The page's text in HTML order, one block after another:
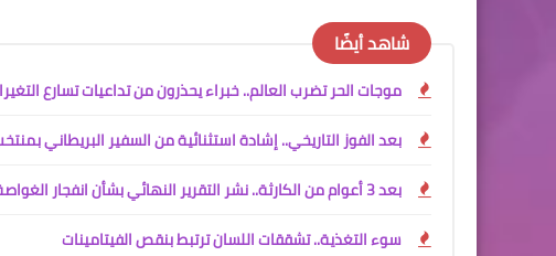
شاهد أيضًا
موجات الحر تضرب العالم.. خبراء يحذرون من تداعيات تسارع
بعد الفوز التاريخي.. إشادة استثنائية من السفير البريطاني
بعد 3 أعوام من الكارثة.. نشر التقرير النهائي بشأن انفجار الغواصة "تيتان"
سوء التغذية.. تشققات اللسان ترتبط بنقص الفيتامينات